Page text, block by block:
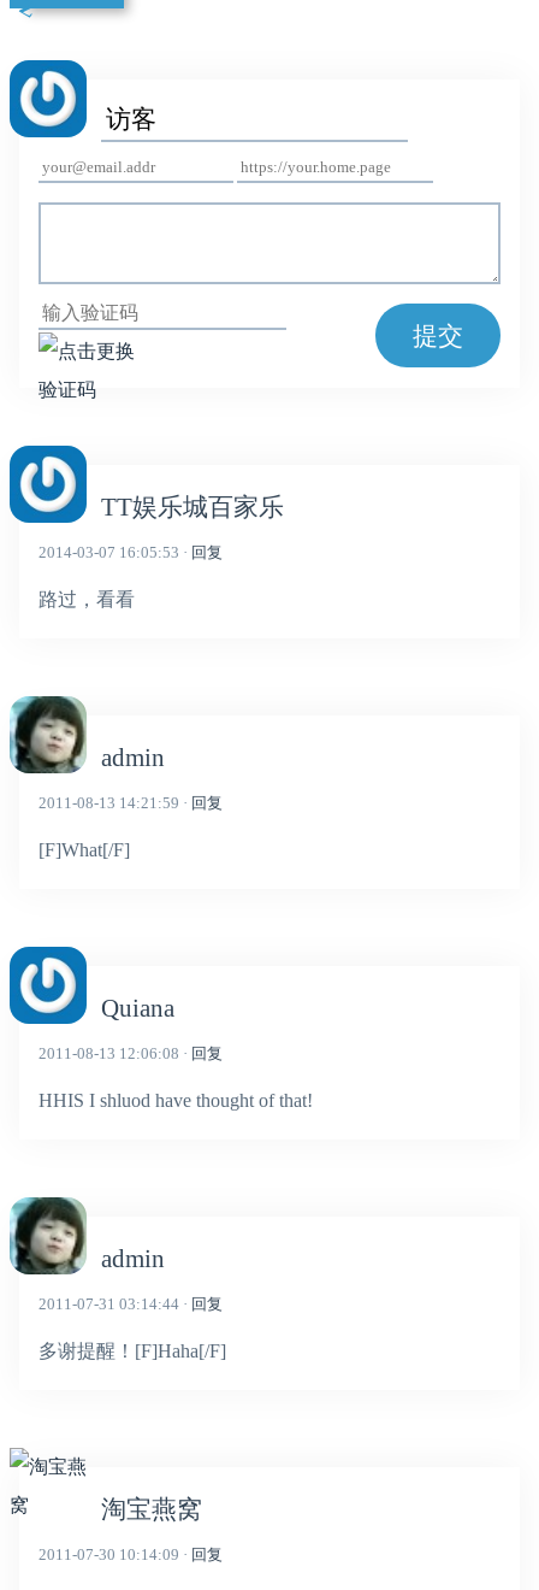
提交
TT娱乐城百家乐
2014-03-07 16:05:53 · 回复
路过，看看
admin
2011-08-13 14:21:59 · 回复
[F]What[/F]
Quiana
2011-08-13 12:06:08 · 回复
HHIS I shluod have thought of that!
admin
2011-07-31 03:14:44 · 回复
多谢提醒！[F]Haha[/F]
淘宝燕窝
2011-07-30 10:14:09 · 回复